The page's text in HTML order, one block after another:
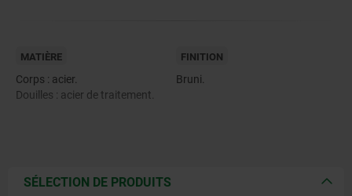
MATIÈRE
Corps : acier.
Douilles : acier de traitement.
FINITION
Bruni.
SÉLECTION DE PRODUITS